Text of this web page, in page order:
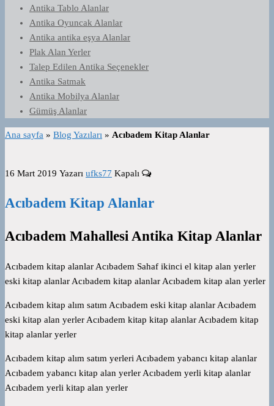
Antika Tablo Alanlar
Antika Oyuncak Alanlar
Antika antika eşya Alanlar
Plak Alan Yerler
Talep Edilen Antika Seçenekler
Antika Satmak
Antika Mobilya Alanlar
Gümüş Alanlar
Ana sayfa » Blog Yazıları » Acıbadem Kitap Alanlar
16 Mart 2019 Yazarı ufks77 Kapalı
Acıbadem Kitap Alanlar
Acıbadem Mahallesi Antika Kitap Alanlar
Acıbadem kitap alanlar Acıbadem Sahaf ikinci el kitap alan yerler
eski kitap alanlar Acıbadem kitap alanlar Acıbadem kitap alan yerler
Acıbadem kitap alım satım Acıbadem eski kitap alanlar Acıbadem
eski kitap alan yerler Acıbadem kitap kitap alanlar Acıbadem kitap
kitap alanlar yerler
Acıbadem kitap alım satım yerleri Acıbadem yabancı kitap alanlar
Acıbadem yabancı kitap alan yerler Acıbadem yerli kitap alanlar
Acıbadem yerli kitap alan yerler